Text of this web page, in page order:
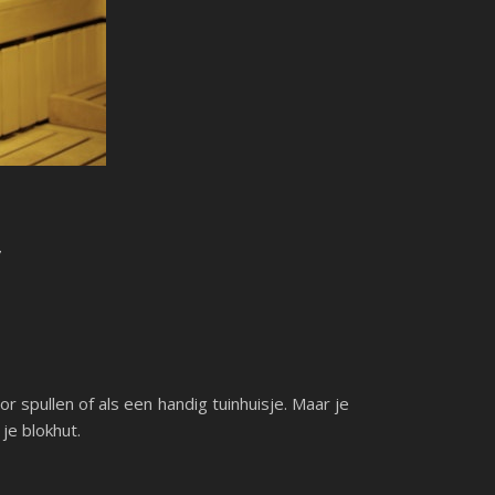
spullen of als een handig tuinhuisje. Maar je
blokhut.